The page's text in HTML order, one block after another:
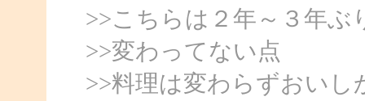
>>こちらは２年～３年ぶ
>>変わってない点
>>料理は変わらずおいし